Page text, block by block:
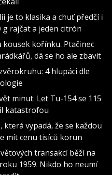
je to klasika a chuť předčí i
g rajčat a jeden citrón
kousek kořínku. Ptačinec
dá se ho ale zbavit
4 hlupáci dle
minut. Let Tu-154 se 115
katastrofou
vypadá, že se každou
mít cenu tisíců korun
transakcí běží na
1959. Nikdo ho neumí